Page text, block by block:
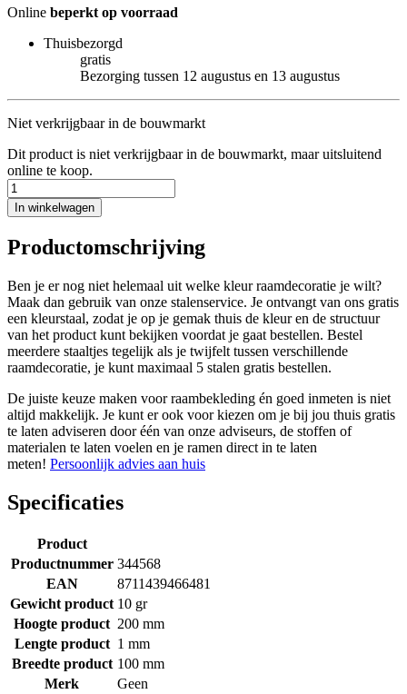
Online beperkt op voorraad
Thuisbezorgd
gratis
Bezorging tussen 12 augustus en 13 augustus
Niet verkrijgbaar in de bouwmarkt
Dit product is niet verkrijgbaar in de bouwmarkt, maar uitsluitend
online te koop.
In winkelwagen
Productomschrijving
Ben je er nog niet helemaal uit welke kleur raamdecoratie je wilt?
Maak dan gebruik van onze stalenservice. Je ontvangt van ons gratis
een kleurstaal, zodat je op je gemak thuis de kleur en de structuur
van het product kunt bekijken voordat je gaat bestellen. Bestel
meerdere staaltjes tegelijk als je twijfelt tussen verschillende
raamdecoratie, je kunt maximaal 5 stalen gratis bestellen.
De juiste keuze maken voor raambekleding én goed inmeten is niet
altijd makkelijk. Je kunt er ook voor kiezen om je bij jou thuis gratis
te laten adviseren door één van onze adviseurs, de stoffen of
materialen te laten voelen en je ramen direct in te laten
meten! Persoonlijk advies aan huis
Specificaties
Product
Productnummer 344568
EAN
8711439466481
Gewicht product 10 gr
Hoogte product 200 mm
Lengte product 1 mm
Breedte product 100 mm
Merk
Geen